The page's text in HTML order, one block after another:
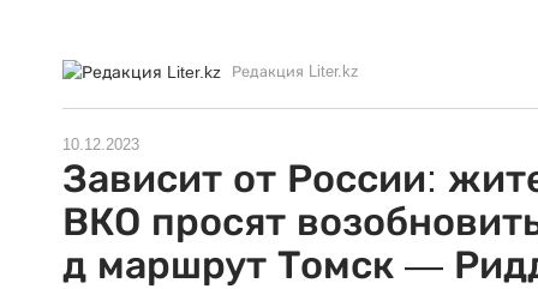
Редакция Liter.kz
10.12.2023
Зависит от России:
ВКО просят
д маршрут Томск —